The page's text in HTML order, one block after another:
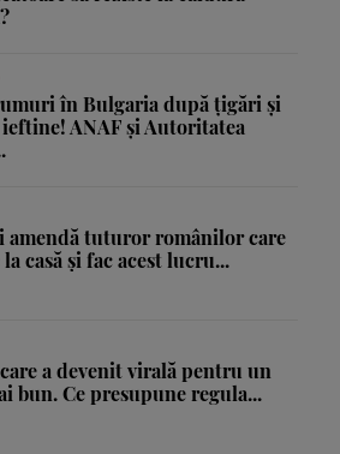
în Bulgaria după țigări și
ANAF și Autoritatea
amendă tuturor românilor care
casă și fac acest lucru...
a devenit virală pentru un
bun. Ce presupune regula...